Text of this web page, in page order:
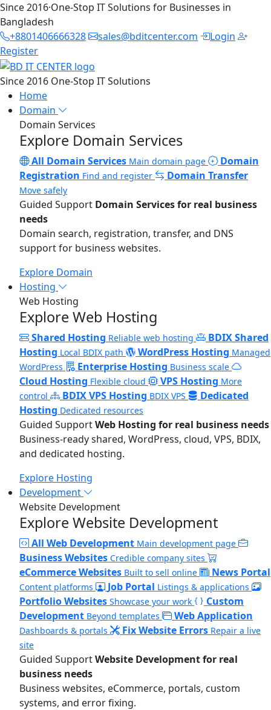
Since 2016·One-Stop IT Solutions for Businesses in
Bangladesh
+8801406666328
sales@bditcenter.com
Login
Register
Since 2016 One-Stop IT Solutions
Home
Domain
Domain Services
Explore Domain Services
All Domain Services Main domain page
Domain
Registration Find and register Domain Transfer
Move safely
Guided Support Domain Services for real business
needs
Domain search, registration, transfer, and DNS
support for business websites.
Explore Domain
Hosting
Web Hosting
Explore Web Hosting
Shared Hosting Reliable web hosting
BDIX Shared
Hosting Local BDIX path WordPress Hosting Managed
WordPress
Enterprise Hosting Business scale
Cloud Hosting Flexible cloud VPS Hosting More
control
BDIX VPS Hosting BDIX VPS
Dedicated
Hosting Dedicated resources
Guided SupportWeb Hosting for real business needs
Business-ready shared, WordPress, cloud, VPS, BDIX,
and dedicated hosting.
Explore Hosting
Development
Website Development
Explore Website Development
All Web Development Main development page
Business Websites Credible company sites
eCommerce Websites Built to sell online News Portal
Content platforms Job Portal Listings & applications
Portfolio Websites Showcase your work
Custom
Development Beyond templates Web Application
Dashboards & portals Fix Website Errors Repair a live
site
Guided SupportWebsite Development for real
business needs
Business websites, eCommerce, portals, custom
systems, and error fixing.